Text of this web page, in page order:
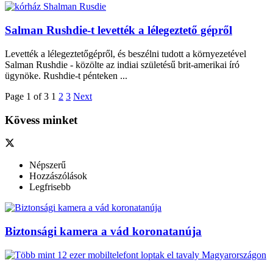
Salman Rushdie-t levették a lélegeztető gépről
Levették a lélegeztetőgépről, és beszélni tudott a környezetével
Salman Rushdie - közölte az indiai születésű brit-amerikai író
ügynöke. Rushdie-t pénteken ...
Page 1 of 3 1 2 3 Next
Kövess minket
Népszerű
Hozzászólások
Legfrisebb
Biztonsági kamera a vád koronatanúja